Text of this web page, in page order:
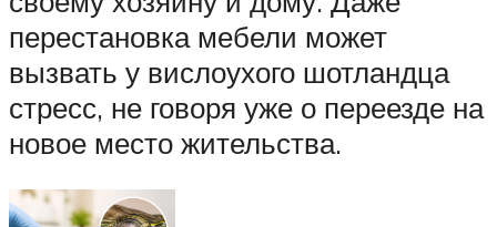
перестановка мебели может
вызвать у вислоухого шотландца
стресс, не говоря уже о переезде на
новое место жительства.